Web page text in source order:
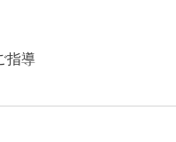
指導